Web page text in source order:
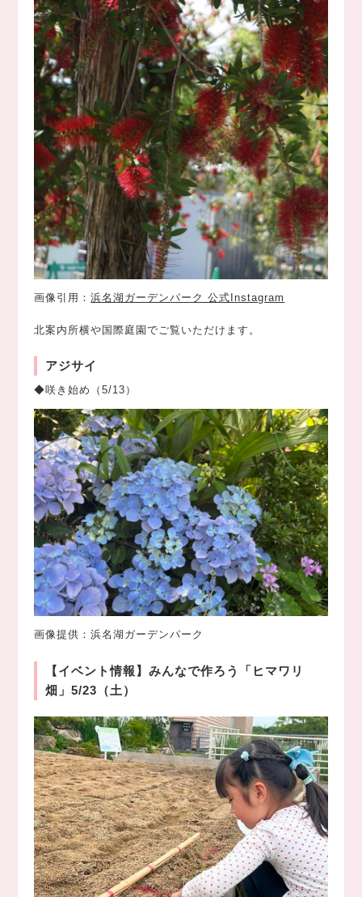
画像引用：浜名湖ガーデンパーク 公式Instagram
北案内所横や国際庭園でご覧いただけます。
アジサイ
◆咲き始め（5/13）
画像提供：浜名湖ガーデンパーク
【イベント情報】みんなで作ろう「ヒマワリ
畑」5/23（土）